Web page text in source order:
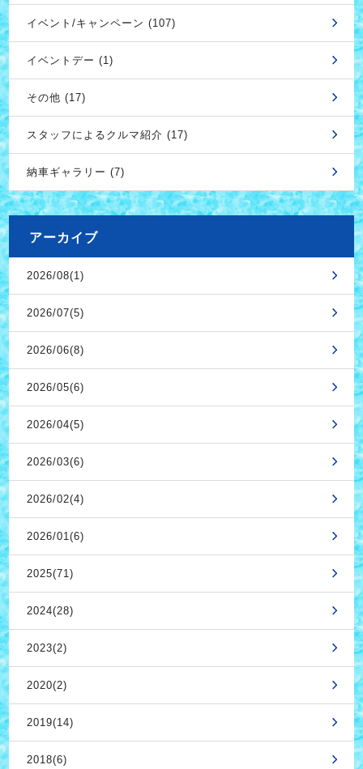
イベント/キャンペーン (107)
イベントデー (1)
その他 (17)
スタッフによるクルマ紹介 (17)
納車ギャラリー (7)
アーカイブ
2026/08(1)
2026/07(5)
2026/06(8)
2026/05(6)
2026/04(5)
2026/03(6)
2026/02(4)
2026/01(6)
2025(71)
2024(28)
2023(2)
2020(2)
2019(14)
2018(6)